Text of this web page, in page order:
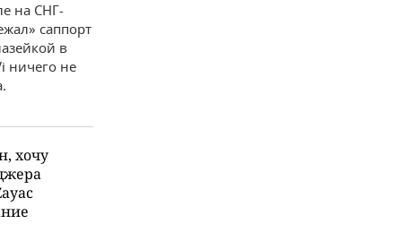
на СНГ-
саппорт
в
ничего не
хочу